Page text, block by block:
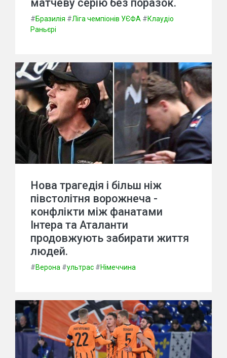
матчеву серію без поразок.
#Бразилія #Ліга чемпіонів УЄФА #Клаудіо
Раньєрі
Нова трагедія і більш ніж
півстолітня ворожнеча -
конфлікти між фанатами
Інтера та Аталанти
продовжують забирати життя
людей.
#Верона #ультрас #Німеччина